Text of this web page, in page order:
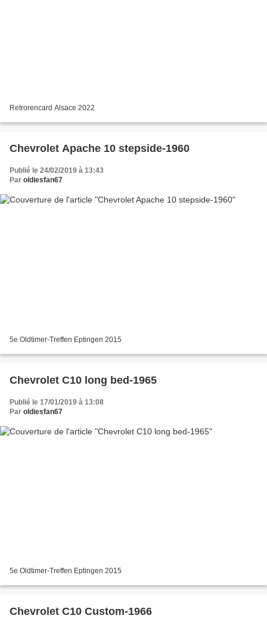
Retrorencard Alsace 2022
Chevrolet Apache 10 stepside-1960
Publié le 24/02/2019 à 13:43
Par oldiesfan67
5e Oldtimer-Treffen Eptingen 2015
Chevrolet C10 long bed-1965
Publié le 17/01/2019 à 13:08
Par oldiesfan67
5e Oldtimer-Treffen Eptingen 2015
Chevrolet C10 Custom-1966